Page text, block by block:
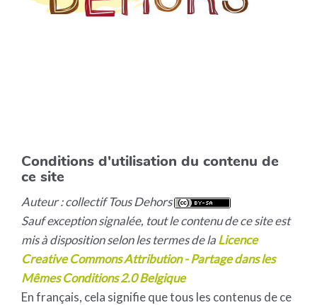
Conditions d'utilisation du contenu de
ce site
Auteur : collectif Tous Dehors
Sauf exception signalée, tout le contenu de ce site est
mis à disposition selon les termes de laLicence
Creative Commons Attribution - Partage dans les
Mêmes Conditions 2.0 Belgique
En français, cela signifie que tous les contenus de ce